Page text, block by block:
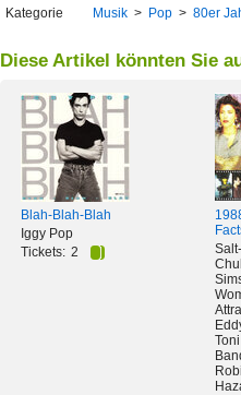
Kategorie Musik > Pop > 80er
Diese Artikel könnten Sie
Blah-Blah-Blah
Iggy Pop
Tickets: 2